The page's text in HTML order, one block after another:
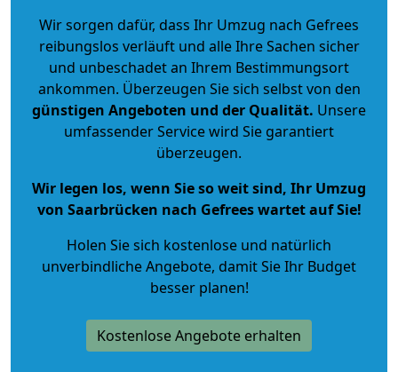
Wir sorgen dafür, dass Ihr Umzug nach Gefrees
reibungslos verläuft und alle Ihre Sachen sicher
und unbeschadet an Ihrem Bestimmungsort
ankommen. Überzeugen Sie sich selbst von den
günstigen Angeboten und der Qualität. Unsere
umfassender Service wird Sie garantiert
überzeugen.
Wir legen los, wenn Sie so weit sind, Ihr Umzug
von Saarbrücken nach Gefrees wartet auf Sie!
Holen Sie sich kostenlose und natürlich
unverbindliche Angebote, damit Sie Ihr Budget
besser planen!
Kostenlose Angebote erhalten